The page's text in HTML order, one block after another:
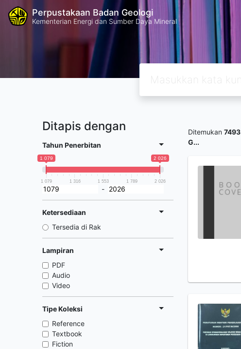
Perpustakaan Badan Geologi
Kementerian Energi dan Sumber Daya Mineral
Ditapis dengan
Tahun Penerbitan
1 079 2 026
1 079 1 316 1 553 1 789 2 026
-
Ketersediaan
Tersedia di Rak
Lampiran
PDF
Audio
Video
Tipe Koleksi
Reference
Textbook
Fiction
Ditemukan 7493
G...